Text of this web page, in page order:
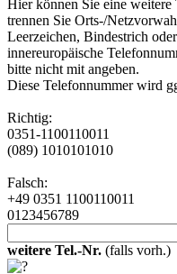
Hier können Sie eine
trennen Sie Orts-/
Leerzeichen, Bindestrich
innereuropäische
bitte nicht mit angeben.
Diese Telefonnummer wird
Richtig:
0351-1100110011
(089) 1010101010
Falsch:
+49 0351 1100110011
0123456789
weitere Tel.-Nr. (falls vorh.)